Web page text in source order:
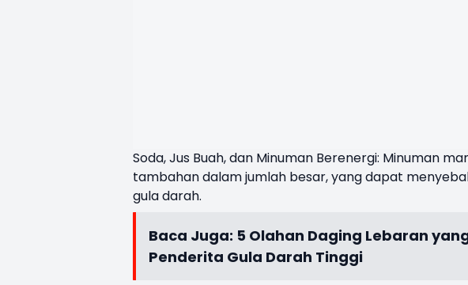
Soda, Jus Buah, dan Minuman Berenergi: Minuman
tambahan dalam jumlah besar, yang dapat
gula darah.
Baca Juga: 5 Olahan Daging Lebaran
Penderita Gula Darah Tinggi